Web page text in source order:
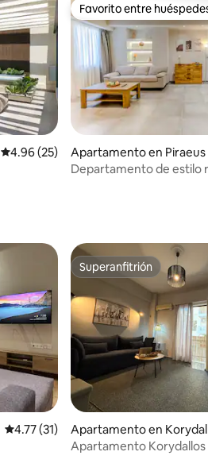
Calificación promedio: 4.96 de 5, 25
4.96 (25)
Favorito entre
Favorito entre
Apartamento en Piraeus
Departamento de estilo
Calificación promedio: 4.77 de 5, 31
4.77 (31)
Superanfitrión
Superanfitrión
Apartamento en
Apartamento